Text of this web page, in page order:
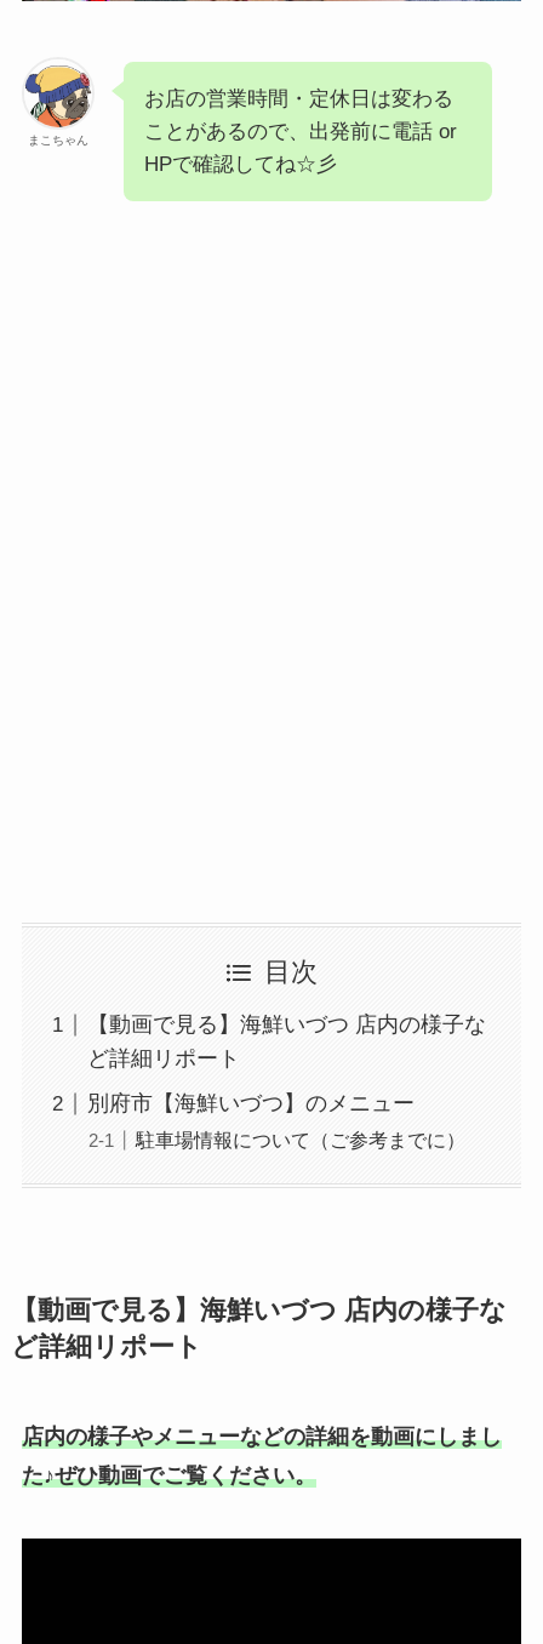
まこちゃん
お店の営業時間・定休日は変わる
ことがあるので、出発前に電話 or
HPで確認してね☆彡
目次
【動画で見る】海鮮いづつ 店内の様子な
ど詳細リポート
別府市【海鮮いづつ】のメニュー
駐車場情報について（ご参考までに）
【動画で見る】海鮮いづつ 店内の様子な
ど詳細リポート
店内の様子やメニューなどの詳細を動画にしまし
た♪ぜひ動画でご覧ください。